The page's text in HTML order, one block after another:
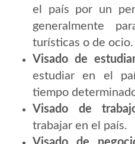
el país por un
generalmente
turísticas o de ocio.
Visado de
estudiar en el
tiempo
Visado de
trabajar en el país.